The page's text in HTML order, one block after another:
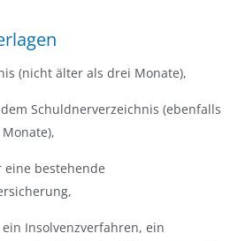
(nicht älter als drei Monate),
Schuldnerverzeichnis (ebenfalls
bestehende
Insolvenzverfahren, ein